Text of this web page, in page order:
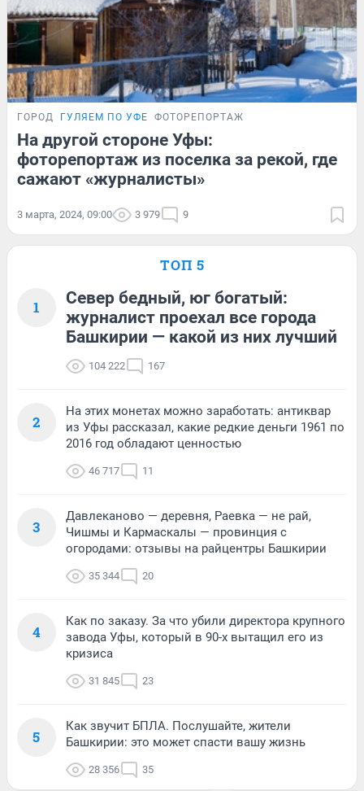
ГОРОД ГУЛЯЕМ ПО УФЕ ФОТОРЕПОРТАЖ
На другой стороне Уфы:
фоторепортаж из поселка за рекой, где
сажают «журналисты»
3 марта, 2024, 09:00 3 979 9
ТОП 5
1
Север бедный, юг богатый:
журналист проехал все города
Башкирии — какой из них лучший
104 222 167
2
На этих монетах можно заработать: антиквар
из Уфы рассказал, какие редкие деньги 1961 по
2016 год обладают ценностью
46 717 11
3
Давлеканово — деревня, Раевка — не рай,
Чишмы и Кармаскалы — провинция с
огородами: отзывы на райцентры Башкирии
35 344 20
4
Как по заказу. За что убили директора крупного
завода Уфы, который в 90-х вытащил его из
кризиса
31 845 23
5
Как звучит БПЛА. Послушайте, жители
Башкирии: это может спасти вашу жизнь
28 356 35